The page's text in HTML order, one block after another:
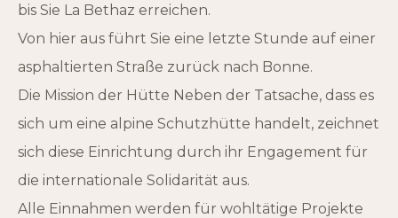
bis Sie La Bethaz erreichen.
Von hier aus führt Sie eine letzte Stunde auf einer
asphaltierten Straße zurück nach Bonne.
Die Mission der Hütte Neben der Tatsache, dass es
sich um eine alpine Schutzhütte handelt, zeichnet
sich diese Einrichtung durch ihr Engagement für
die internationale Solidarität aus.
Alle Einnahmen werden für wohltätige Projekte